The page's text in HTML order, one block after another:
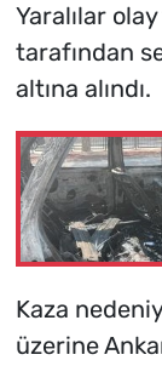
Yaralılar
tarafından
altına alındı.
Kaza
üzerine